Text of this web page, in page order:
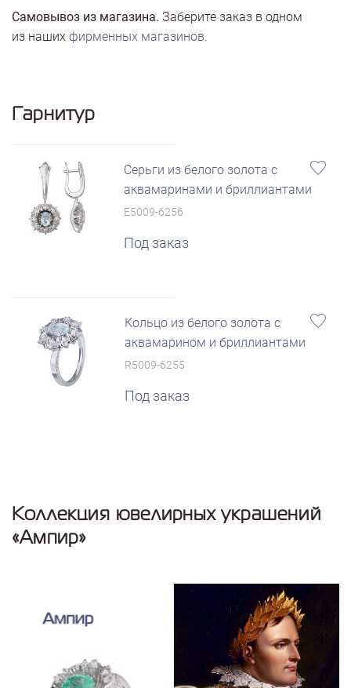
Самовывоз из магазина. Заберите заказ в одном
из наших фирменных магазинов.
Гарнитур
Серьги из белого золота с
аквамаринами и бриллиантами
E5009-6256
Под заказ
Кольцо из белого золота с
аквамарином и бриллиантами
R5009-6255
Под заказ
Коллекция ювелирных украшений
«Ампир»